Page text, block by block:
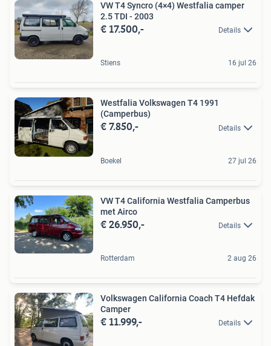
VW T4 Syncro (4×4) Westfalia camper
2.5 TDI - 2003
€ 17.500,- Details
Stiens 16 jul 26
Westfalia Volkswagen T4 1991
(Camperbus)
€ 7.850,- Details
Boekel 27 jul 26
VW T4 California Westfalia Camperbus
met Airco
€ 26.950,- Details
Rotterdam 2 aug 26
Volkswagen California Coach T4 Hefdak
Camper
€ 11.999,- Details